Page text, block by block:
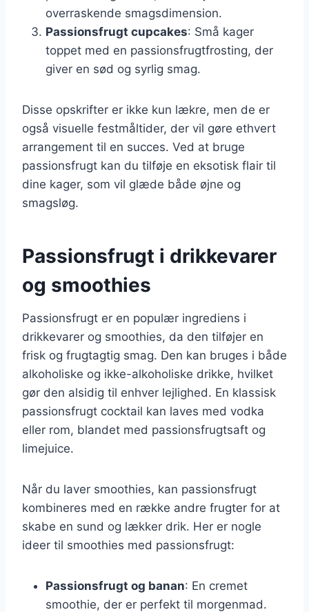
overraskende smagsdimension.
Passionsfrugt cupcakes: Små kager
toppet med en passionsfrugtfrosting, der
giver en sød og syrlig smag.
Disse opskrifter er ikke kun lækre, men de er
også visuelle festmåltider, der vil gøre ethvert
arrangement til en succes. Ved at bruge
passionsfrugt kan du tilføje en eksotisk flair til
dine kager, som vil glæde både øjne og
smagsløg.
Passionsfrugt i drikkevarer
og smoothies
Passionsfrugt er en populær ingrediens i
drikkevarer og smoothies, da den tilføjer en
frisk og frugtagtig smag. Den kan bruges i både
alkoholiske og ikke-alkoholiske drikke, hvilket
gør den alsidig til enhver lejlighed. En klassisk
passionsfrugt cocktail kan laves med vodka
eller rom, blandet med passionsfrugtsaft og
limejuice.
Når du laver smoothies, kan passionsfrugt
kombineres med en række andre frugter for at
skabe en sund og lækker drik. Her er nogle
ideer til smoothies med passionsfrugt:
Passionsfrugt og banan: En cremet
smoothie, der er perfekt til morgenmad.